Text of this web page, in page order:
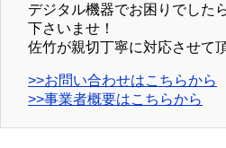
デジタル機器でお困りでした
下さいませ！
佐竹が親切丁寧に対応させて
>>お問い合わせはこちらから
>>事業者概要はこちらから